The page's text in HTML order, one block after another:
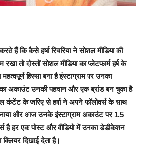
हैं कि कैसे हर्षा रिचरिया ने सोशल मीडिया की
तो दोस्तों सोशल मीडिया का प्लेटफार्म हर्ष के
हिस्सा बना है इंस्टाग्राम पर उनका
अकाउंट उनकी पहचान और एक ब्रांड बन चुका है
कंटेंट के जरिए से हर्षा ने अपने फॉलोवर्स के साथ
और आज उनके इंस्टाग्राम अकाउंट पर 1.5
है हर एक पोस्ट और वीडियो में उनका डेडीकेशन
दिखाई देता है।